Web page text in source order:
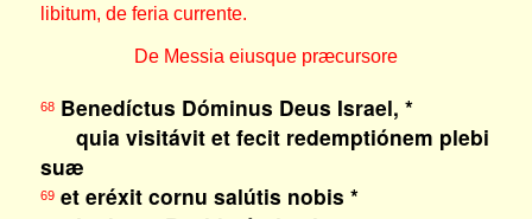
libitum, de feria currente.
De Messia eiusque præcursore
68Benedíctus Dóminus Deus Israel, *
quia visitávit et fecit redemptiónem plebi
suæ
69et eréxit cornu salútis nobis *